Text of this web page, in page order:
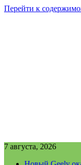
Перейти к
7 августа, 2026